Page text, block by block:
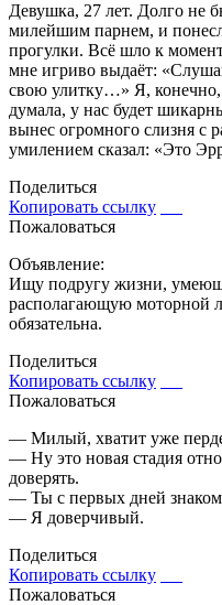
Девушка, 27 лет. Долго не
милейшим парнем, и
прогулки. Всё шло к
мне игриво выдаёт:
свою улитку…» Я,
думала, у нас будет
вынес огромного слизня с
умилением сказал: «Это
Поделиться
Копировать ссылку
Пожаловаться
Объявление:
Ищу подругу жизни,
располагающую моторной
обязательна.
Поделиться
Копировать ссылку
Пожаловаться
— Милый, хватит уже
— Ну это новая стадия
доверять.
— Ты с первых дней
— Я доверчивый.
Поделиться
Копировать ссылку
Пожаловаться